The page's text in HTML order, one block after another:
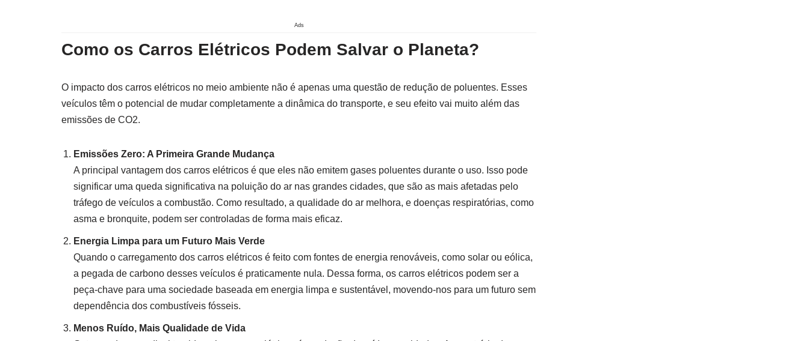
Ads
Como os Carros Elétricos Podem Salvar o Planeta?
O impacto dos carros elétricos no meio ambiente não é apenas uma questão de redução de poluentes. Esses
veículos têm o potencial de mudar completamente a dinâmica do transporte, e seu efeito vai muito além das
emissões de CO2.
Emissões Zero: A Primeira Grande Mudança
A principal vantagem dos carros elétricos é que eles não emitem gases poluentes durante o uso. Isso pode
significar uma queda significativa na poluição do ar nas grandes cidades, que são as mais afetadas pelo
tráfego de veículos a combustão. Como resultado, a qualidade do ar melhora, e doenças respiratórias, como
asma e bronquite, podem ser controladas de forma mais eficaz.
Energia Limpa para um Futuro Mais Verde
Quando o carregamento dos carros elétricos é feito com fontes de energia renováveis, como solar ou eólica,
a pegada de carbono desses veículos é praticamente nula. Dessa forma, os carros elétricos podem ser a
peça-chave para uma sociedade baseada em energia limpa e sustentável, movendo-nos para um futuro sem
dependência dos combustíveis fósseis.
Menos Ruído, Mais Qualidade de Vida